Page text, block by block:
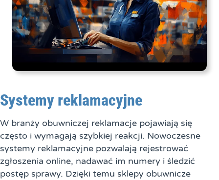
Systemy reklamacyjne
W branży obuwniczej reklamacje pojawiają się
często i wymagają szybkiej reakcji. Nowoczesne
systemy reklamacyjne pozwalają rejestrować
zgłoszenia online, nadawać im numery i śledzić
postęp sprawy. Dzięki temu sklepy obuwnicze